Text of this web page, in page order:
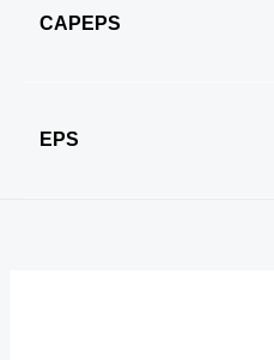
CAPEPS
EPS